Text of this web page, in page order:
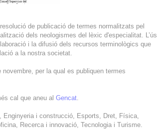
de publicació de termes normalitzats pel
dels neologismes del lèxic d'especialitat. L’ús
i la difusió dels recursos terminològics que
a la nostra societat.
novembre, per la qual es publiquen termes
cal que aneu al Gencat
i construcció, Esports, Dret, Física,
Recerca i innovació, Tecnologia i Turisme.